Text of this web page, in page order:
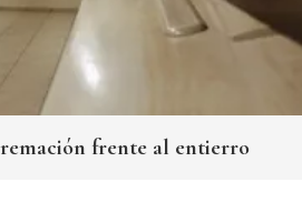
frente al entierro